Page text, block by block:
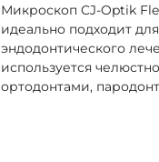
Микроскоп CJ-Optik
идеально подходит
эндодонтического
используется
ортодонтами,